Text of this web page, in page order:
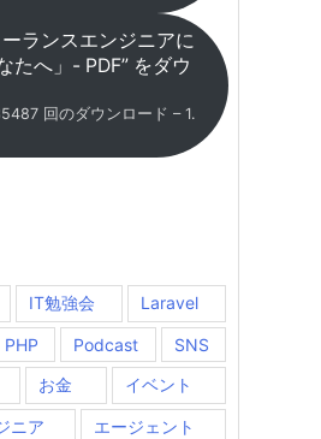
ランスエンジニアに
たへ」- PDF” をダウ
回のダウンロード – 1.
IT勉強会 Laravel
PHP Podcast
SNS
お金 イベント
ニア エージェント